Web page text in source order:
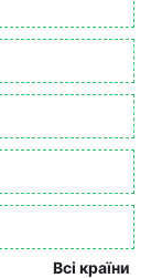
Всі країни